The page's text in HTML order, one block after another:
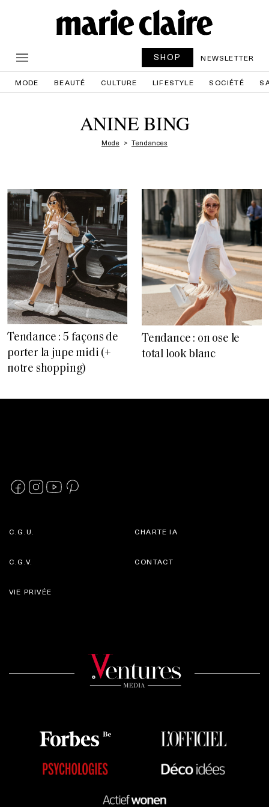
SHOP NEWSLETTER
MODE BEAUTÉ CULTURE LIFESTYLE SOCIÉTÉ
ANINE BING
Mode Tendances
Tendance : 5 façons de
porter la jupe midi (+
notre shopping)
Tendance : on ose le
total look blanc
C.G.U.
C.G.V.
CHARTE IA
CONTACT
VIE PRIVÉE